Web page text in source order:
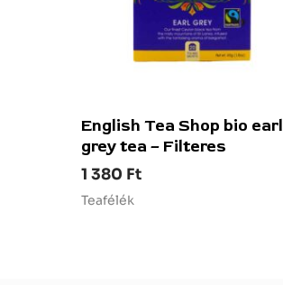
English Tea Shop bio earl
grey tea – Filteres
1 380 Ft
Teafélék